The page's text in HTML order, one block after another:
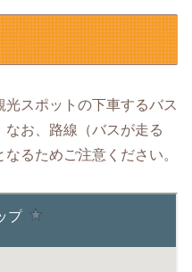
スポットの下車するバス
お、路線（バスが走る
るためご注意ください。